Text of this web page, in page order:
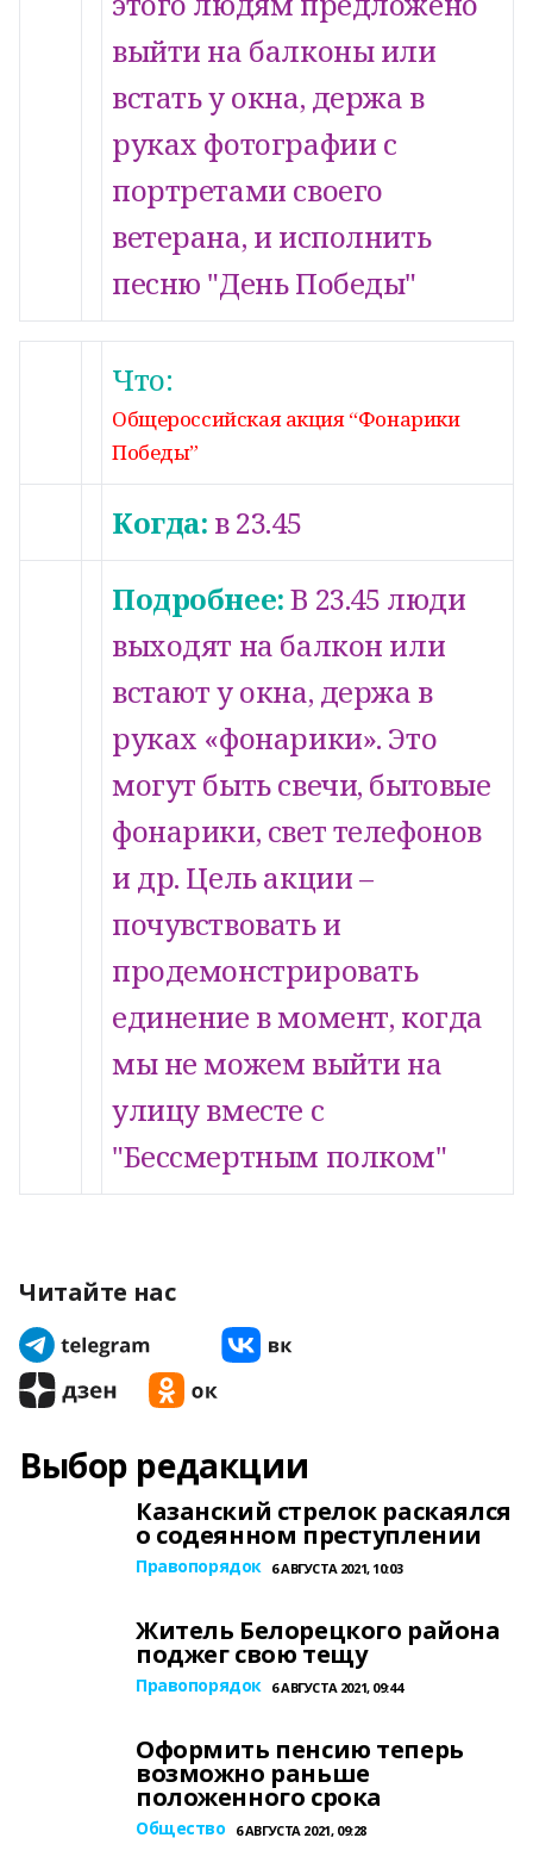
выйти на балконы или
встать у окна, держа в
руках фотографии с
портретами своего
ветерана, и исполнить
песню "День Победы"
Что:
Общероссийская акция “Фонарики
Победы”
Когда: в 23.45
Подробнее:В 23.45 люди
выходят на балкон или
встают у окна, держа в
руках «фонарики». Это
могут быть свечи, бытовые
фонарики, свет телефонов
и др. Цель акции –
почувствовать и
продемонстрировать
единение в момент, когда
мы не можем выйти на
улицу вместе с
"Бессмертным полком"
Читайте нас
Выбор редакции
Казанский стрелок раскаялся
о содеянном преступлении
Правопорядок 6 АВГУСТА 2021, 10:03
Житель Белорецкого района
поджег свою тещу
Правопорядок 6 АВГУСТА 2021, 09:44
Оформить пенсию теперь
возможно раньше
положенного срока
Общество 6 АВГУСТА 2021, 09:28